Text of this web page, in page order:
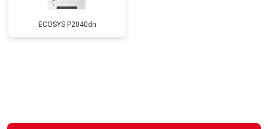
ECOSYS P2040dn